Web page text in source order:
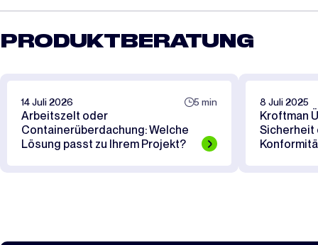
PRODUKTBERATUNG
14 Juli 2026 5 min
Arbeitszelt oder
Containerüberdachung: Welche
Lösung passt zu Ihrem Projekt?
8 Juli 2025
Kroftman
Sicherheit